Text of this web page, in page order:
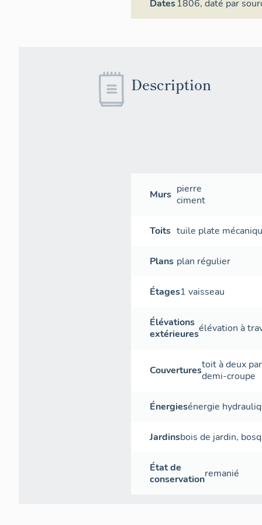
Dates1806,daté par
Description
Murs pierre
ciment
Toits tuile plate
Plans plan régulier
Étages1 vaisseau
Élévations
extérieuresélévation à
Couverturestoit à deux
demi-croupe
Énergiesénergie
Jardinsbois de jardin,
État de
conservationremanié